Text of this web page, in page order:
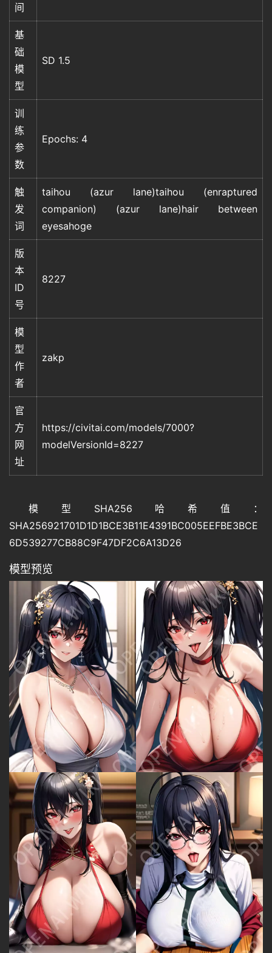
间
基
础
模
型
SD 1.5
训
练
参
数
Epochs: 4
触
发
词
taihou (azur lane)taihou (enraptured
companion) (azur lane)hair between
eyesahoge
版
本
ID
号
8227
模
型
作
者
zakp
官
方
网
址
https://civitai.com/models/7000?
modelVersionId=8227
模型SHA256哈希值：
SHA256921701D1D1BCE3B11E4391BC005EEFBE3BCE
6D539277CB88C9F47DF2C6A13D26
模型预览